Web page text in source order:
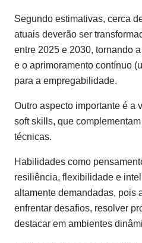
Segundo estimativas, cerca
atuais deverão ser
entre 2025 e 2030, tornando
e o aprimoramento contínuo
para a empregabilidade.
Outro aspecto importante é a
soft skills, que
técnicas.
Habilidades como
resiliência, flexibilidade e
altamente demandadas, pois
enfrentar desafios, resolver
destacar em ambientes